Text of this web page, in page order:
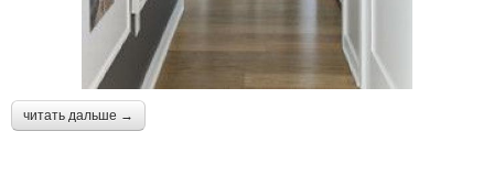
читать дальше →